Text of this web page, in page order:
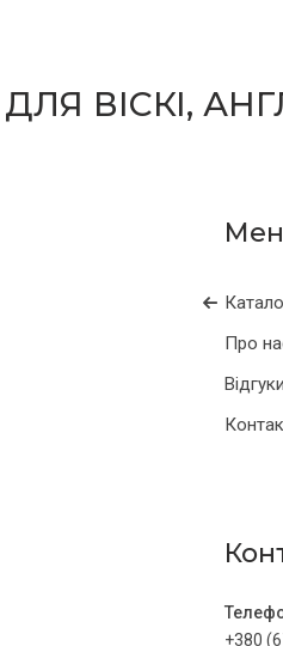
ВІСКІ,
Про
Відгуки
+380